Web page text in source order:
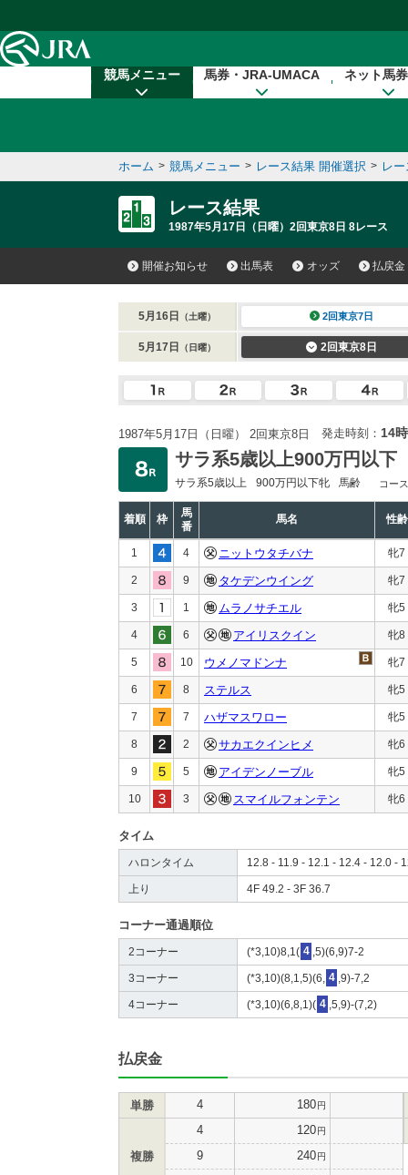
競馬メニュー 馬券・JRA-UMACA ネット馬
ホーム > 競馬メニュー > レース結果 開催選択 > レ
レース結果
1987年5月17日（日曜）2回東京8日 8レース
開催お知らせ 出馬表 オッズ 払戻金
5月16日 （土曜） 2回東京7日
5月17日 （日曜） 2回東京8日
1987年5月17日（日曜） 2回東京8日 発走時刻： 14
サラ系5歳以上900万円以下
サラ系5歳以上 900万円以下牝 馬齢 コー
着順 枠
馬
番
馬名 性齢
1 4 ニットウタチバナ 牝7
2 9 タケデンウイング 牝7
3 1 ムラノサチエル 牝5
4 6 アイリスクイン 牝8
5 10 ウメノマドンナ 牝7
6 8 ステルス 牝5
7 7 ハザマスワロー 牝5
8 2 サカエクインヒメ 牝6
9 5 アイデンノーブル 牝5
10 3 スマイルフォンテン 牝6
タイム
ハロンタイム 12.8 - 11.9 - 12.1 - 12.4 - 12.0 -
上り 4F 49.2 - 3F 36.7
コーナー通過順位
2コーナー (*3,10)8,1( 4 ,5)(6,9)7-2
3コーナー (*3,10)(8,1,5)(6, 4 ,9)-7,2
4コーナー (*3,10)(6,8,1)( 4 ,5,9)-(7,2)
払戻金
単勝 4 180円
複勝
4 120円
9 240円